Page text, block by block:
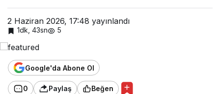
2 Haziran 2026, 17:48 yayınlandı
1dk, 43sn 5
Google'da Abone Ol
0 Paylaş Beğen